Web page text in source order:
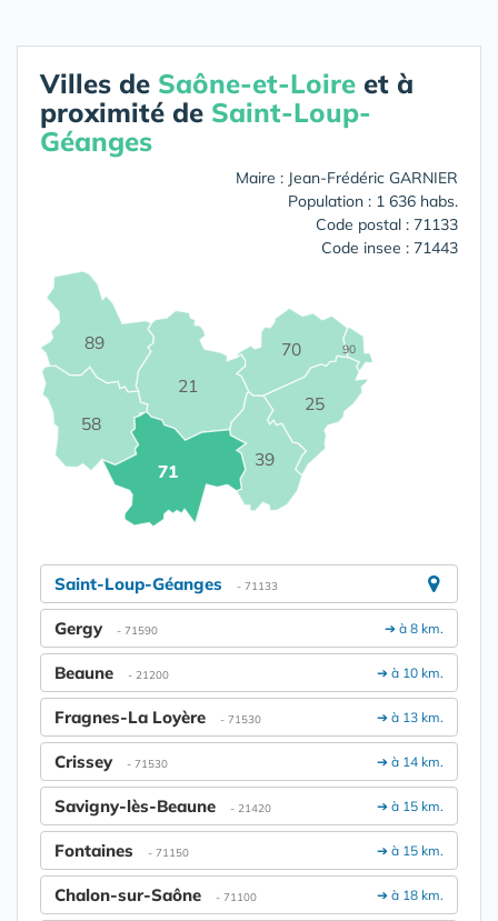
Villes de Saône-et-Loire et à
proximité de Saint-Loup-
Géanges
Maire : Jean-Frédéric GARNIER
Population : 1 636 habs.
Code postal : 71133
Code insee : 71443
21
25
39
58
70
71
89 90
Saint-Loup-Géanges - 71133
➔ à 8 km.
Gergy - 71590
➔ à 10 km.
Beaune - 21200
➔ à 13 km.
Fragnes-La Loyère - 71530
➔ à 14 km.
Crissey - 71530
➔ à 15 km.
Savigny-lès-Beaune - 21420
➔ à 15 km.
Fontaines - 71150
➔ à 18 km.
Chalon-sur-Saône - 71100